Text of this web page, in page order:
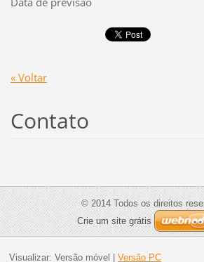
« Voltar
Contato
© 2014 Todos os direitos
Crie um site grátis
Visualizar: Versão móvel Versão PC